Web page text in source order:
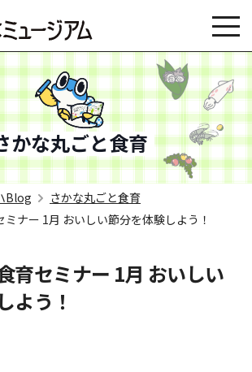
かな丸ごと食育
Blog
さかな丸ごと食育
ナー 1月 おいしい節分を体験しよう！
育セミナー 1月 おいしい
よう！